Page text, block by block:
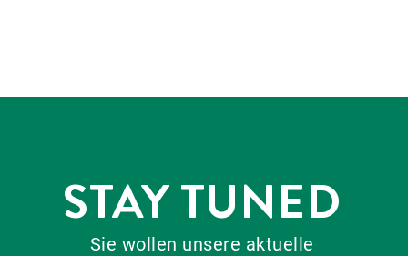
STAY TUNED
Sie wollen unsere aktuelle